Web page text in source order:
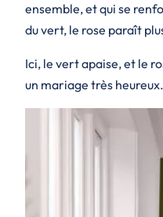
ensemble, et qui se
du vert, le rose paraît
Ici, le vert apaise, et le
un mariage très heureux.